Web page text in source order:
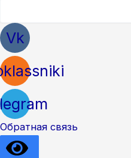
Vk
Обратная связь